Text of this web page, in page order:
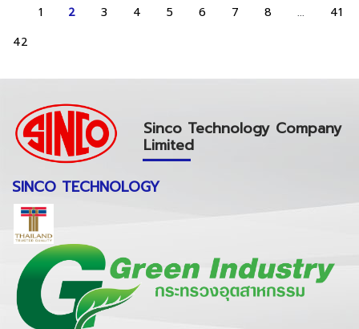
1 2 3 4 5 6 7 8 ...
41
42
Sinco Technology Company
Limited
SINCO TECHNOLOGY